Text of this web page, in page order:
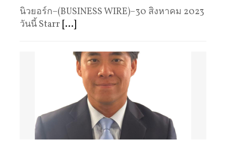
นิวยอร์ก–(BUSINESS WIRE)–30 สิงหาคม 2023
วันนี้ Starr [...]